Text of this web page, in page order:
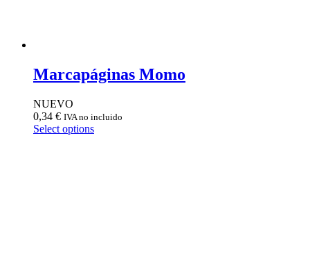
Marcapáginas Momo
NUEVO
0,34 € IVA no incluido
Select options